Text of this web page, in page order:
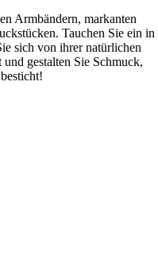
Armbändern, markanten
Tauchen Sie ein in
sich von ihrer natürlichen
gestalten Sie Schmuck,